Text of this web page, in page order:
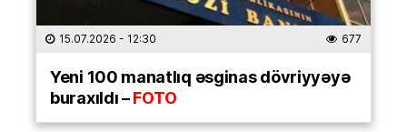
15.07.2026 - 12:30 677
Yeni 100 manatlıq əsginas dövriyyəyə
buraxıldı –FOTO